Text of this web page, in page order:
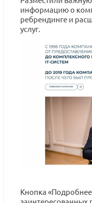
информацию о
ребрендинге и
услуг.
Кнопка